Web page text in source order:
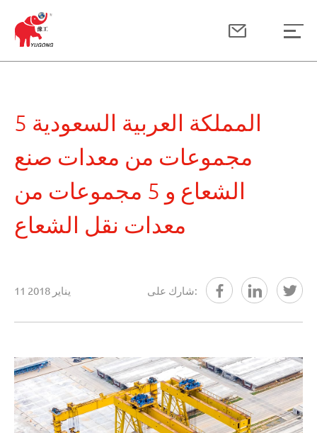
المملكة العربية السعودية 5
مجموعات من معدات صنع
الشعاع و 5 مجموعات من
معدات نقل الشعاع
11 يناير 2018 شارك على: